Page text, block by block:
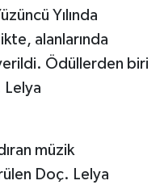
Yılında
alanlarında
verildi. Ödüllerden biri
Lelya
müzik
Doç. Lelya